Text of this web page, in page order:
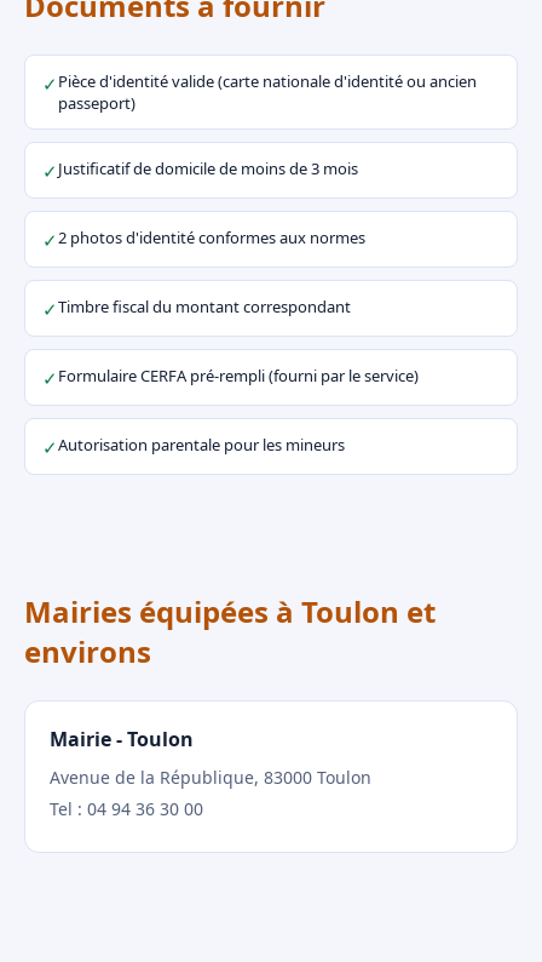
✓ Pièce d'identité valide (carte nationale d'identité ou ancien
passeport)
✓Justificatif de domicile de moins de 3 mois
✓2 photos d'identité conformes aux normes
✓Timbre fiscal du montant correspondant
✓ Formulaire CERFA pré-rempli (fourni par le service)
✓Autorisation parentale pour les mineurs
Mairies équipées à Toulon et
environs
Mairie - Toulon
Avenue de la République, 83000 Toulon
Tel : 04 94 36 30 00